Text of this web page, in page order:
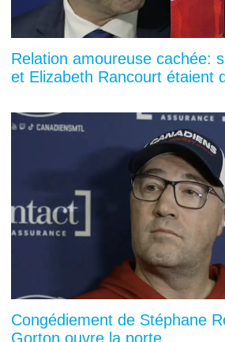
Relation amoureuse cachée:
et Elizabeth Rancourt étaient
Congédiement de Stéphane
Gorton ouvre la porte